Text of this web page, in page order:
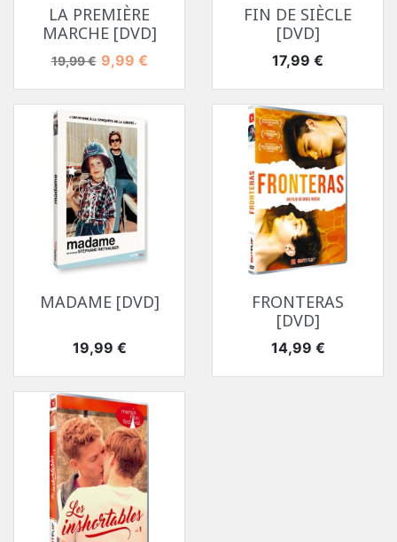
LA PREMIÈRE
MARCHE [DVD]
Prix de base
19,99 € Prix
9,99 €
FIN DE SIÈCLE
[DVD]
Prix
17,99 €
MADAME [DVD]
Prix
19,99 €
FRONTERAS
[DVD]
Prix
14,99 €